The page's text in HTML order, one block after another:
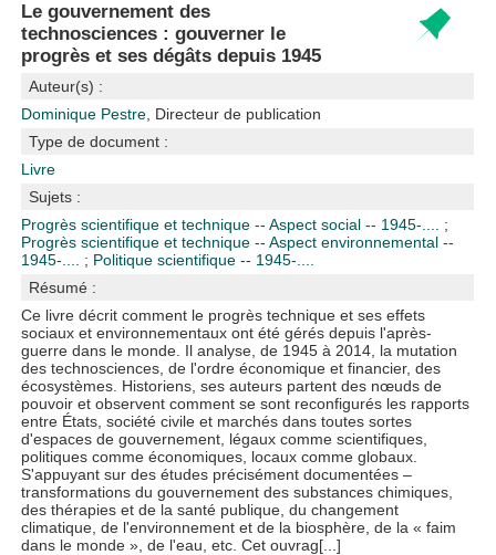
Le gouvernement des
technosciences : gouverner le
progrès et ses dégâts depuis 1945
Auteur(s) :
Dominique Pestre , Directeur de publication
Type de document :
Livre
Sujets :
Progrès scientifique et technique -- Aspect social -- 1945-.... ;
Progrès scientifique et technique -- Aspect environnemental --
1945-.... ; Politique scientifique -- 1945-....
Résumé :
Ce livre décrit comment le progrès technique et ses effets
sociaux et environnementaux ont été gérés depuis l'après-
guerre dans le monde. Il analyse, de 1945 à 2014, la mutation
des technosciences, de l'ordre économique et financier, des
écosystèmes. Histo­­riens, ses auteurs partent des nœuds de
pouvoir et observent comment se sont reconfigurés les rapports
entre États, société civile et marchés dans toutes sortes
d'espaces de gouvernement, légaux comme scientifiques,
politiques comme économiques, locaux comme globaux.
S'appuyant sur des études précisément documentées –
transformations du gouvernement des substances chimiques,
des thérapies et de la santé publique, du changement
climatique, de l'environnement et de la biosphère, de la « faim
dans le monde », de l'eau, etc. Cet ouvrag[...]